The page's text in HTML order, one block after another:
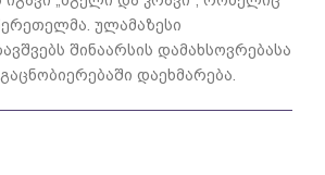
ულამაზესი
შინაარსის დამახსოვრებასა
დაეხმარება.